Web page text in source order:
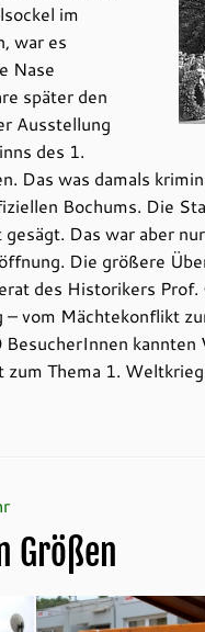
im
war es
Nase
später den
Ausstellung
des 1.
Das was damals
Bochums. Die
Das war aber
Die größere
des Historikers Prof.
vom Mächtekonflikt
Thema 1.
Größen